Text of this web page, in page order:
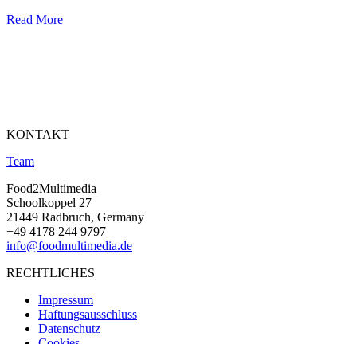
Read More
KONTAKT
Team
Food2Multimedia
Schoolkoppel 27
21449 Radbruch, Germany
+49 4178 244 9797
info@foodmultimedia.de
RECHTLICHES
Impressum
Haftungsausschluss
Datenschutz